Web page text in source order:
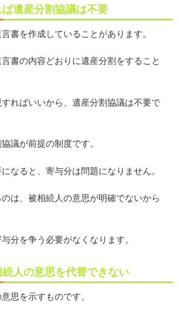
遺産分割協議は不要
書を作成していることがあります。
書の内容どおりに遺産分割をすること
ればいいから、遺産分割協議は不要で
議が前提の制度です。
なると、寄与分は問題になりません。
は、被相続人の意思が明確でないから
分を争う必要がなくなります。
人の意思を代替できない
思を示すものです。